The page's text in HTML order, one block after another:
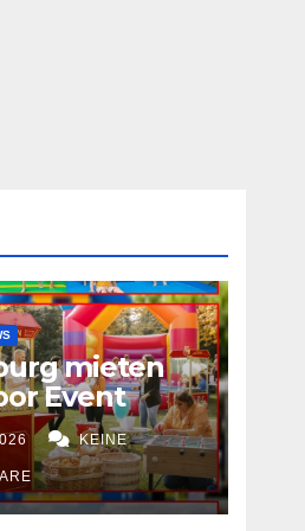
mieten
Event
KEINE